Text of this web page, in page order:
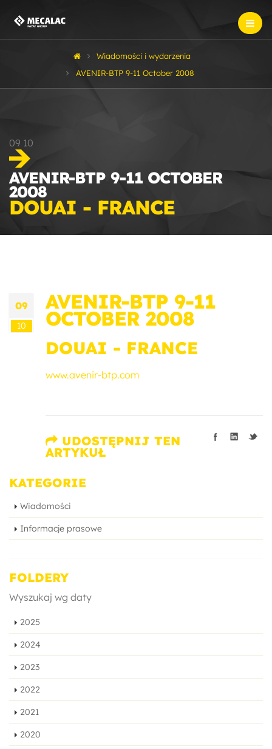
Wiadomości i wydarzenia
AVENIR-BTP 9-11 October 2008
09 10
AVENIR-BTP 9-11 OCTOBER
2008
DOUAI - FRANCE
09
10
AVENIR-BTP 9-11
OCTOBER 2008
DOUAI - FRANCE
www.avenir-btp.com
UDOSTĘPNIJ TEN
ARTYKUŁ
KATEGORIE
Wiadomości
Informacje prasowe
FOLDERY
Wyszukaj wg daty
2025
2024
2023
2022
2021
2020